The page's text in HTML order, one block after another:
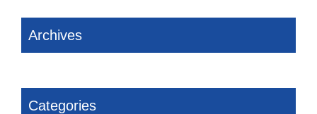
Archives
Categories